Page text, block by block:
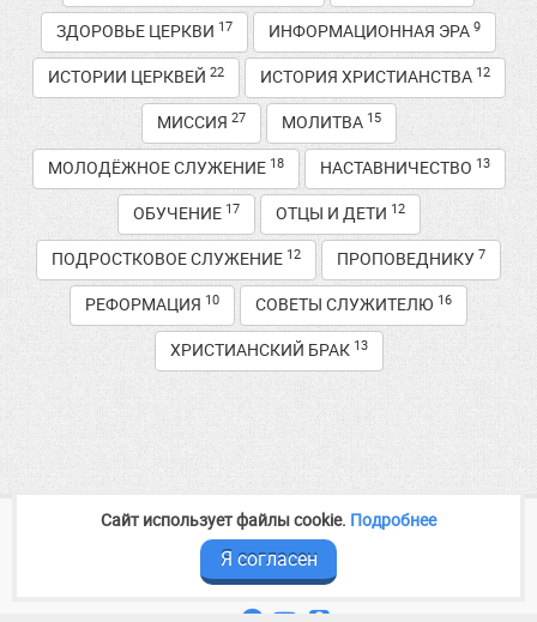
ЗДОРОВЬЕ ЦЕРКВИ 17 ИНФОРМАЦИОННАЯ ЭРА 9
ИСТОРИИ ЦЕРКВЕЙ 22 ИСТОРИЯ ХРИСТИАНСТВА 12
МИССИЯ 27 МОЛИТВА 15
МОЛОДЁЖНОЕ СЛУЖЕНИЕ 18 НАСТАВНИЧЕСТВО 13
ОБУЧЕНИЕ 17 ОТЦЫ И ДЕТИ 12
ПОДРОСТКОВОЕ СЛУЖЕНИЕ 12 ПРОПОВЕДНИКУ 7
РЕФОРМАЦИЯ 10 СОВЕТЫ СЛУЖИТЕЛЮ 16
ХРИСТИАНСКИЙ БРАК 13
2014—2026 Медиа служениеbaptist-volga.ru
Следите за новостями в соцсетях
Сайт использует файлы cookie. Подробнее
Я согласен